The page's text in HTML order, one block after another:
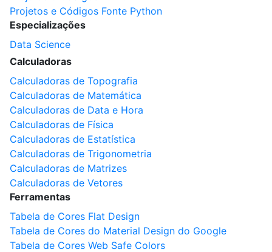
Projetos e Códigos Fonte Python
Especializações
Data Science
Calculadoras
Calculadoras de Topografia
Calculadoras de Matemática
Calculadoras de Data e Hora
Calculadoras de Física
Calculadoras de Estatística
Calculadoras de Trigonometria
Calculadoras de Matrizes
Calculadoras de Vetores
Ferramentas
Tabela de Cores Flat Design
Tabela de Cores do Material Design do Google
Tabela de Cores Web Safe Colors